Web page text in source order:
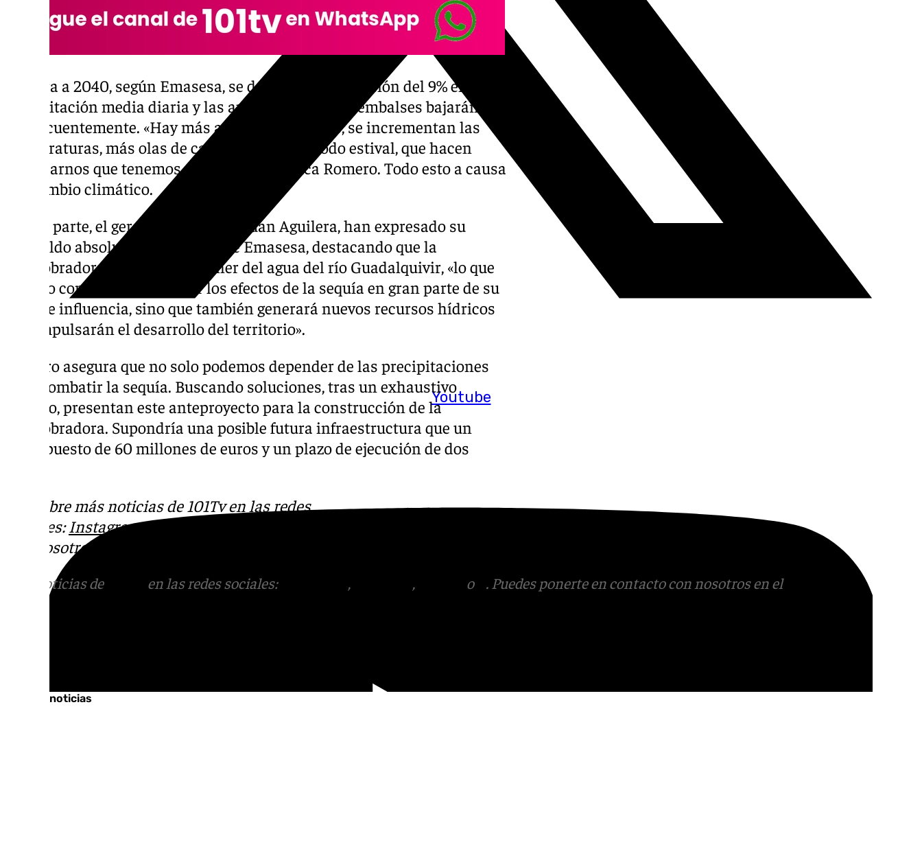
Youtube
De cara a 2040, según Emasesa, se dará una disminución del 9% en la
precipitación media diaria y las aportaciones a los embalses bajarán,
consecuentemente. «Hay más aguas torrenciales, se incrementan las
temperaturas, más olas de calor fuera del periodo estival, que hacen
plantearnos que tenemos que actuar», explica Romero. Todo esto a causa
del cambio climático.
Por su parte, el gerente de Gaesco, Juan Aguilera, han expresado su
«respaldo absoluto» al proyecto de Emasesa, destacando que la
desalobradora permitirá disponer del agua del río Guadalquivir, «lo que
no solo contribuirá a mitigar los efectos de la sequía en gran parte de su
área de influencia, sino que también generará nuevos recursos hídricos
que impulsarán el desarrollo del territorio».
Romero asegura que no solo podemos depender de las precipitaciones
para combatir la sequía. Buscando soluciones, tras un exhaustivo
estudio, presentan este anteproyecto para la construcción de la
desalobradora. Supondría una posible futura infraestructura que un
presupuesto de 60 millones de euros y un plazo de ejecución de dos
Descubre más noticias de 101Tv en las redes
sociales:Instagram,Facebook
con nosotros en el correo
Más noticias de en las redes sociales: , , o
. Puedes ponerte en contacto con nosotros en el
Últimas noticias